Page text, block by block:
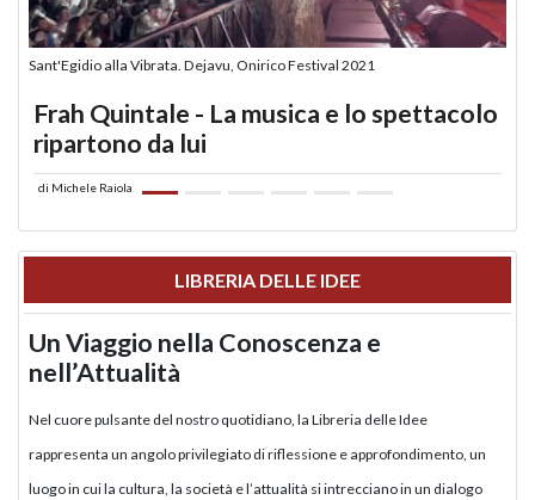
Sant'Egidio alla Vibrata. Dejavu, Onirico Festival 2021
Frah Quintale - La musica e lo spettacolo
ripartono da lui
di Michele Raiola
LIBRERIA DELLE IDEE
Un Viaggio nella Conoscenza e
nell’Attualità
Nel cuore pulsante del nostro quotidiano, la Libreria delle Idee
rappresenta un angolo privilegiato di riflessione e approfondimento, un
luogo in cui la cultura, la società e l’attualità si intrecciano in un dialogo